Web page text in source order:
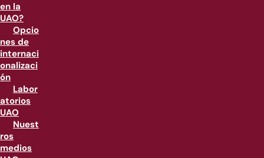
en la
UAO?
Opcio
nes de
internaci
onalizaci
ón
Labor
atorios
UAO
Nuest
ros
medios